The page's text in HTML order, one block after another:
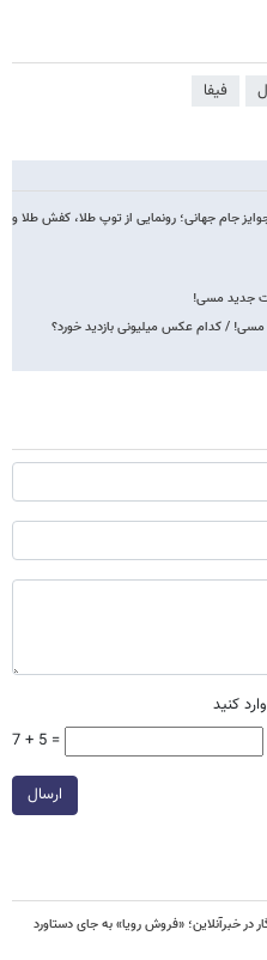
فیفا
جام جهانی؛ رونمایی از توپ طلا، کفش طلا و
جدید مسی!
مسی! / کدام عکس میلیونی بازدید خورد؟
کنید
7 + 5 =
ارسال
در خبرآنلاین؛ «فروش رویا» به جای دستاورد